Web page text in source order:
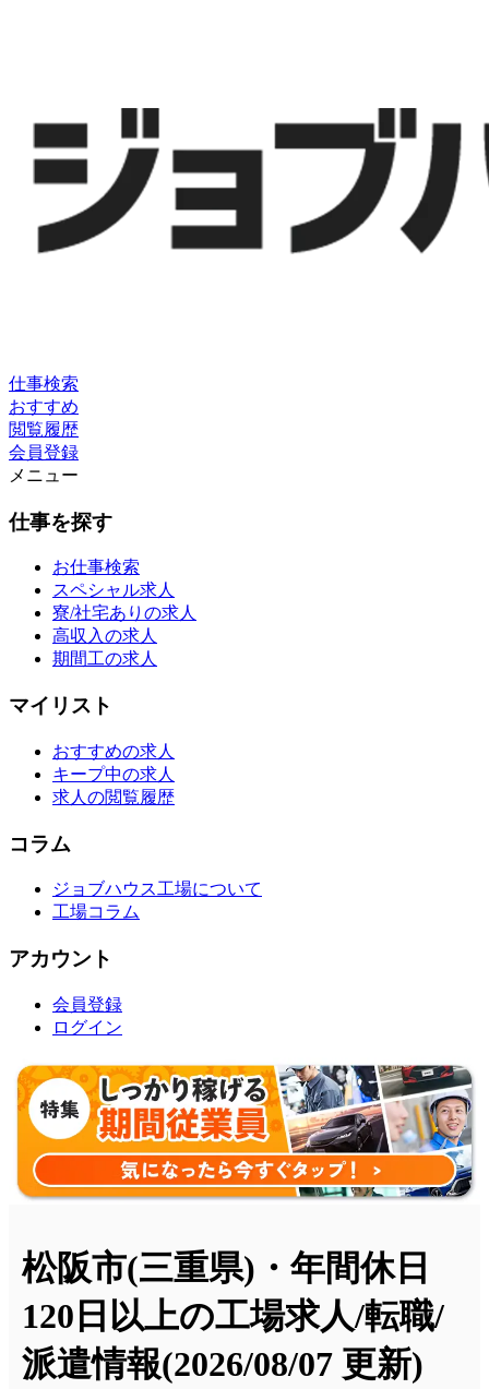
仕事検索
おすすめ
閲覧履歴
会員登録
メニュー
仕事を探す
お仕事検索
スペシャル求人
寮/社宅ありの求人
高収入の求人
期間工の求人
マイリスト
おすすめの求人
キープ中の求人
求人の閲覧履歴
コラム
ジョブハウス工場について
工場コラム
アカウント
会員登録
ログイン
松阪市(三重県)・年間休日
120日以上の工場求人/転職/
派遣情報(2026/08/07 更新)